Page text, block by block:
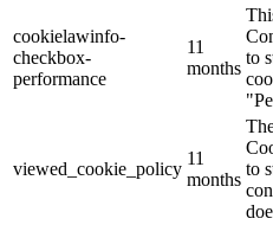
cookielawinfo-
checkbox-
performance
11
months
to
viewed_cookie_policy
11
months
to